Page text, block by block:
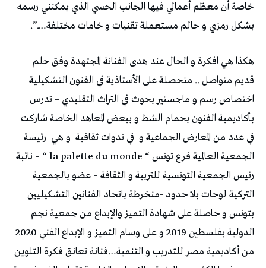
خاصة أن معظم أعمالي فيها الجانب الحسي الذي يمكنني رسمه
بشكل رمزي و حالم مستعملة تقنيات و خامات مختلفة….”.
هكذا هي افكرة و الحال عند هدى الفنانة المجتهدة وفق حلم
قديم متواصل .. متحصلة على الأستاذية في الفنون التشكيلية
اختصاص رسم و ماجستير بحوث في التراث التقليدي – تدرس
بأكاديمية الفنون بحمام الشط و ببعض المعاهد الخاصة شاركت
في عدد من المعارض الجماعية و في ندوات ثقافية و هي رئيسة
الجمعية العالمية فرع تونس “ la palette du monde “ – نائبة
رئيس الجمعية التونسية للتربية و الثقافة – عضو بالجمعية
التركية لوحات بلا حدود -منخرطة باتحاد الفنانين التشكيليين
بتونس و حاصلة على شهادة التميز والإبداع من جمعية نجم
الدولية بفلسطين 2019 و على وسام التميز و الإبداع الفني 2020
من أكاديمية مصر للتدريب و التنمية…فنانة تعانق فكرة التلوين